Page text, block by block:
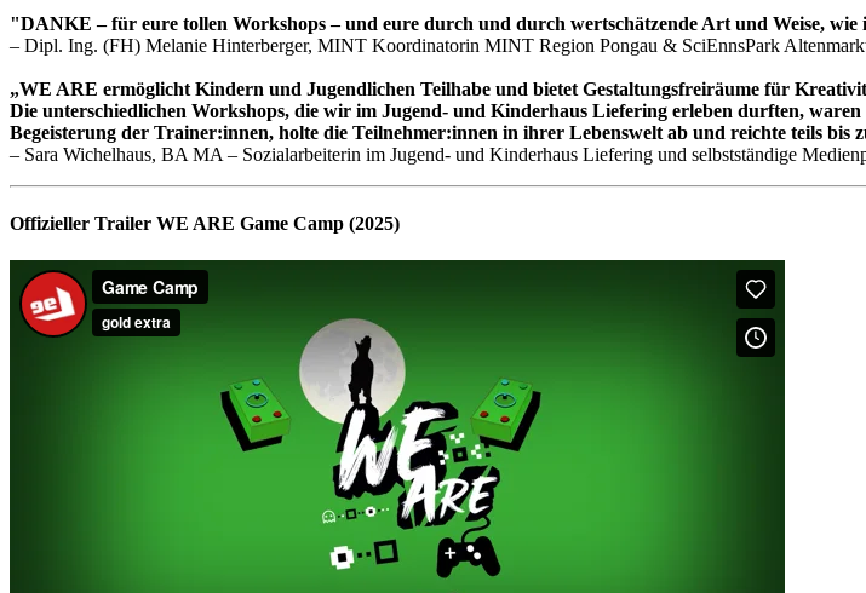
"DANKE – für eure tollen Workshops – und eure durch und durch wertschätzende Art und Weise,
– Dipl. Ing. (FH) Melanie Hinterberger, MINT Koordinatorin MINT Region Pongau & SciEnnsPark
„WE ARE ermöglicht Kindern und Jugendlichen Teilhabe und bietet Gestaltungsfreiräume für
Die unterschiedlichen Workshops, die wir im Jugend- und Kinderhaus Liefering erleben durften,
Begeisterung der Trainer:innen, holte die Teilnehmer:innen in ihrer Lebenswelt ab und reichte teils bis
– Sara Wichelhaus, BA MA – Sozialarbeiterin im Jugend- und Kinderhaus Liefering und selbstständige
Offizieller Trailer WE ARE Game Camp (2025)